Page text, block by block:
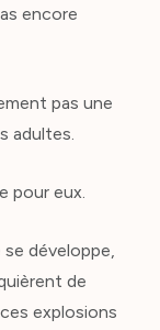
encore
pas une
adultes.
pour eux.
développe,
de
explosions